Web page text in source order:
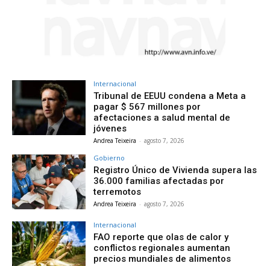
Internacional
Tribunal de EEUU condena a Meta a
pagar $ 567 millones por
afectaciones a salud mental de
jóvenes
Andrea Teixeira - agosto 7, 2026
Gobierno
Registro Único de Vivienda supera las
36.000 familias afectadas por
terremotos
Andrea Teixeira - agosto 7, 2026
Internacional
FAO reporte que olas de calor y
conflictos regionales aumentan
precios mundiales de alimentos